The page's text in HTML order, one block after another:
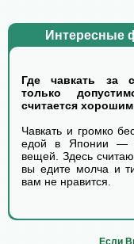
Интересные
Где чавкать за
только
считается
Чавкать и громко
едой в Японии —
вещей. Здесь
вы едите молча и
вам не нравится.
Если